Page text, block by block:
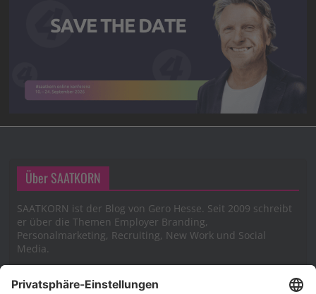
Über SAATKORN
SAATKORN ist der Blog von Gero Hesse. Seit 2009 schreibt
er über die Themen Employer Branding,
Personalmarketing, Recruiting, New Work und Social
Media.